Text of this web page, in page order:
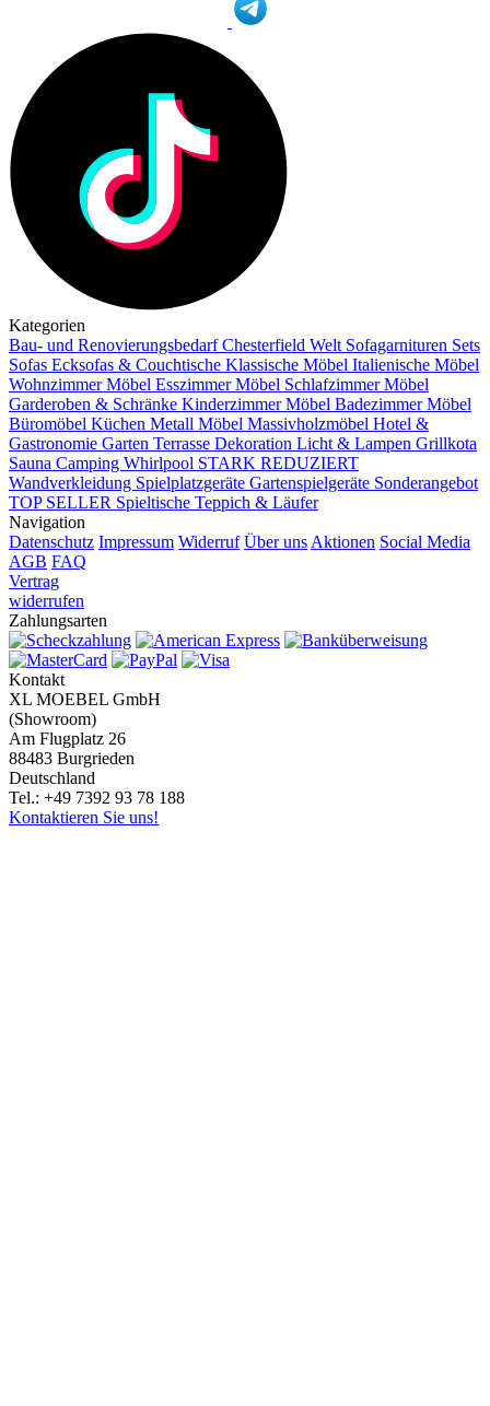
Kategorien
Bau- und RenovierungsbedarfChesterfield Welt Sofagarnituren Sets
Sofas Ecksofas & Couchtische Klassische Möbel Italienische Möbel
Wohnzimmer Möbel Esszimmer Möbel Schlafzimmer Möbel
Garderoben & Schränke Kinderzimmer Möbel Badezimmer Möbel
Büromöbel Küchen Metall Möbel Massivholzmöbel Hotel &
Gastronomie Garten Terrasse Dekoration Licht & Lampen Grillkota
Sauna Camping Whirlpool STARK REDUZIERT
Wandverkleidung Spielplatzgeräte Gartenspielgeräte Sonderangebot
TOP SELLER Spieltische Teppich & Läufer
Navigation
Datenschutz Impressum Widerruf Über uns Aktionen Social Media
AGB FAQ
Vertrag
widerrufen
Zahlungsarten
Kontakt
XL MOEBEL GmbH
(Showroom)
Am Flugplatz 26
88483 Burgrieden
Deutschland
Tel.: +49 7392 93 78 188
Kontaktieren Sie uns!